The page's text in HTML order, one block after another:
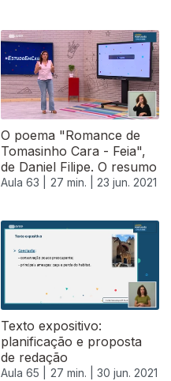
O poema "Romance de
Tomasinho Cara - Feia",
de Daniel Filipe. O resumo
Aula 63 | 27 min. | 23 jun. 2021
Texto expositivo:
planificação e proposta
de redação
Aula 65 | 27 min. | 30 jun. 2021